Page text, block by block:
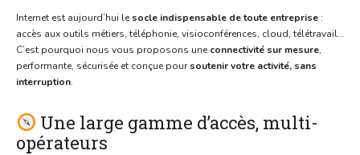
Internet est aujourd’hui le socle indispensable de toute entreprise:
accès aux outils métiers, téléphonie, visioconférences, cloud, télétravail…
C’est pourquoi nous vous proposons une connectivité sur mesure,
performante, sécurisée et conçue poursoutenir votre activité, sans
interruption.
Une large gamme d’accès, multi-
opérateurs